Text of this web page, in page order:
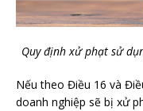
Quy định xử phạt sử
Nếu theo Điều 16 và
doanh nghiệp sẽ bị xử